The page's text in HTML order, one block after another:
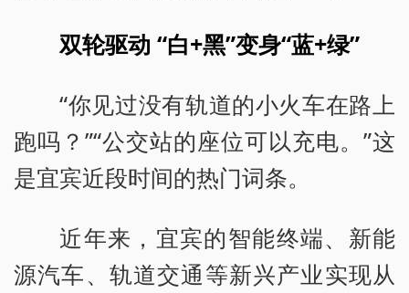
双轮驱动 “白+黑”变身“蓝+绿”
“你见过没有轨道的小火车在路上
跑吗？”“公交站的座位可以充电。”这
是宜宾近段时间的热门词条。
近年来，宜宾的智能终端、新能
源汽车、轨道交通等新兴产业实现从